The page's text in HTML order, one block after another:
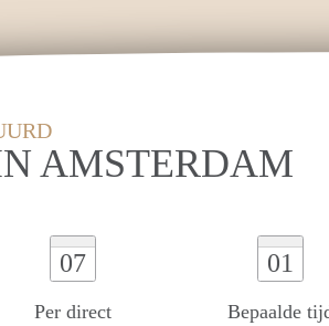
AMSTERDAM
07
Per direct
01
Bepaalde